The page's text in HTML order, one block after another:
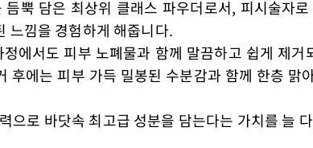
듬뿍 담은 최상위 클래스 파우더로서, 피시술자
느낌을 경험하게 해줍니다.
에서도 피부 노폐물과 함께 말끔하고 쉽게 제거
후에는 피부 가득 밀봉된 수분감과 함께 한층 맑
으로 바닷속 최고급 성분을 담는다는 가치를 늘